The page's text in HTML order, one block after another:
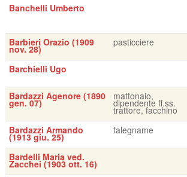
Banchelli Umberto
Barbieri Orazio (1909
nov. 28)
pasticciere
Barchielli Ugo
Bardazzi Agenore (1890
gen. 07)
mattonaio,
dipendente ff.ss.
trattore, facchino
Bardazzi Armando
(1913 giu. 25)
falegname
Bardelli Maria ved.
Zacchei (1903 ott. 16)